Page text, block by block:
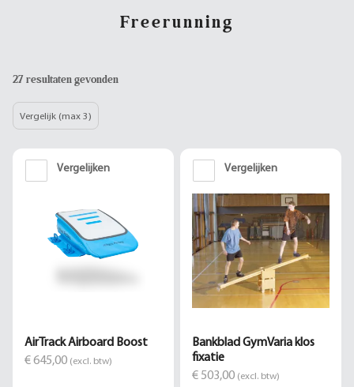
Freerunning
27 resultaten gevonden
Vergelijk (max 3)
Vergelijken
AirTrack Airboard Boost
€ 645,00 (excl. btw)
Vergelijken
Bankblad GymVaria klos
fixatie
€ 503,00 (excl. btw)